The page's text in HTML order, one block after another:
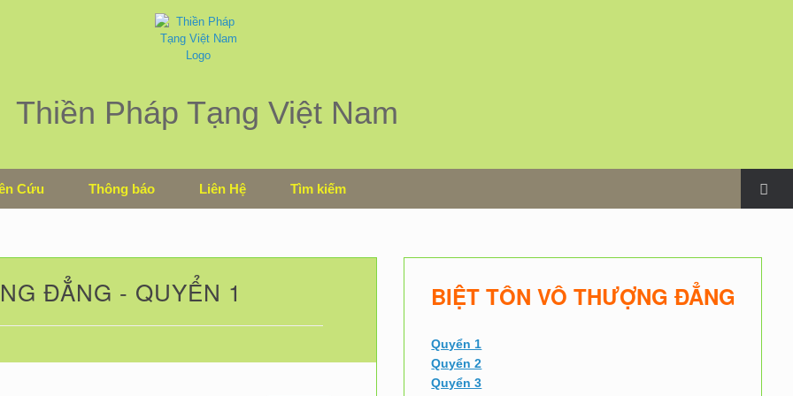
Thiền Pháp Tạng Việt Nam
Cứu Thông báo Liên Hệ Tìm kiếm
ĐẲNG - QUYỂN 1 BIỆT TÔN VÔ THƯỢNG ĐẲNG
Quyển 1
Quyển 2
Quyển 3